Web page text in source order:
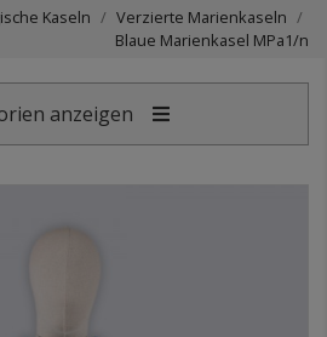
Kaseln
Verzierte Marienkaseln
Blaue Marienkasel MPa1/n
anzeigen